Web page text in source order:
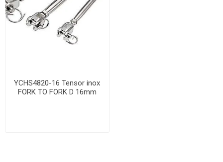
YCHS4820-16 Tensor inox
FORK TO FORK D 16mm